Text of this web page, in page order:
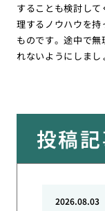
することも検討し
理するノウハウを
ものです。途中で
れないようにしまし
投稿
2026.08.03